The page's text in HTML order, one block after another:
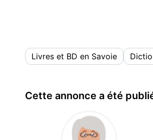
Livres et BD en Savoie
Cette annonce a été